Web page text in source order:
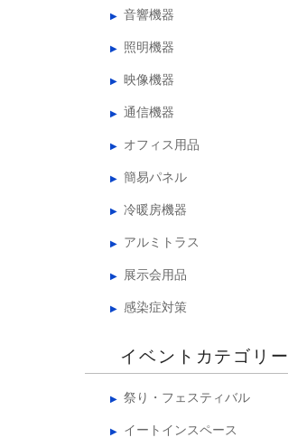
音響機器
照明機器
映像機器
通信機器
オフィス用品
簡易パネル
冷暖房機器
アルミトラス
展示会用品
感染症対策
イベントカテゴリー
祭り・フェスティバル
イートインスペース